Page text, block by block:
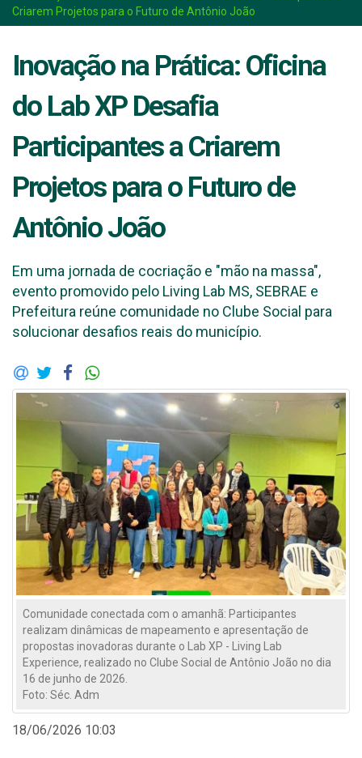
Criarem Projetos para o Futuro de Antônio João
Inovação na Prática: Oficina
do Lab XP Desafia
Participantes a Criarem
Projetos para o Futuro de
Antônio João
Em uma jornada de cocriação e "mão na massa",
evento promovido pelo Living Lab MS, SEBRAE e
Prefeitura reúne comunidade no Clube Social para
solucionar desafios reais do município.
Comunidade conectada com o amanhã: Participantes
realizam dinâmicas de mapeamento e apresentação de
propostas inovadoras durante o Lab XP - Living Lab
Experience, realizado no Clube Social de Antônio João no dia
16 de junho de 2026.
Foto: Séc. Adm
18/06/2026 10:03